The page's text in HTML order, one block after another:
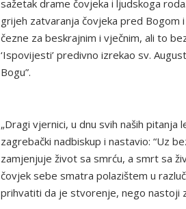
sažetak drame čovjeka i ljudskoga
grijeh zatvaranja čovjeka pred Bogom
čezne za beskrajnim i vječnim, ali to
‘Ispovijesti’ predivno izrekao sv.
Bogu”.
„Dragi vjernici, u dnu svih naših
zagrebački nadbiskup i nastavio: “Uz
zamjenjuje život sa smrću, a smrt sa
čovjek sebe smatra polazištem u
prihvatiti da je stvorenje, nego nastoji